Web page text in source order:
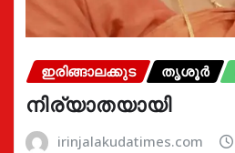
ഇരിങ്ങാലക്കുട തൃശൂർ
നിര്യാതയായി
irinjalakudatimes.com